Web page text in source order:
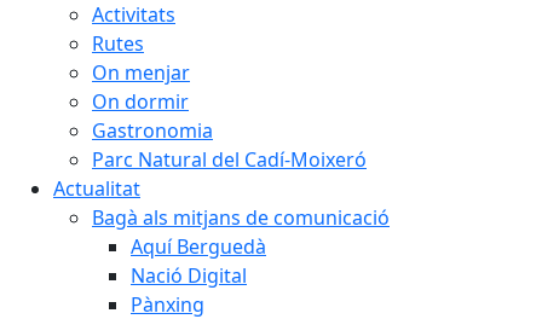
Activitats
Rutes
On menjar
On dormir
Gastronomia
Parc Natural del Cadí-Moixeró
Actualitat
Bagà als mitjans de comunicació
Aquí Berguedà
Nació Digital
Pànxing